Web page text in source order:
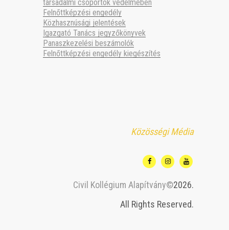
társadalmi csoportok védelmében
Felnőttképzési engedély
Közhasznúsági jelentések
Igazgató Tanács jegyzőkönyvek
Panaszkezelési beszámolók
Felnőttképzési engedély kiegészítés
Közösségi Média
Civil Kollégium Alapítvány©2026.
All Rights Reserved.